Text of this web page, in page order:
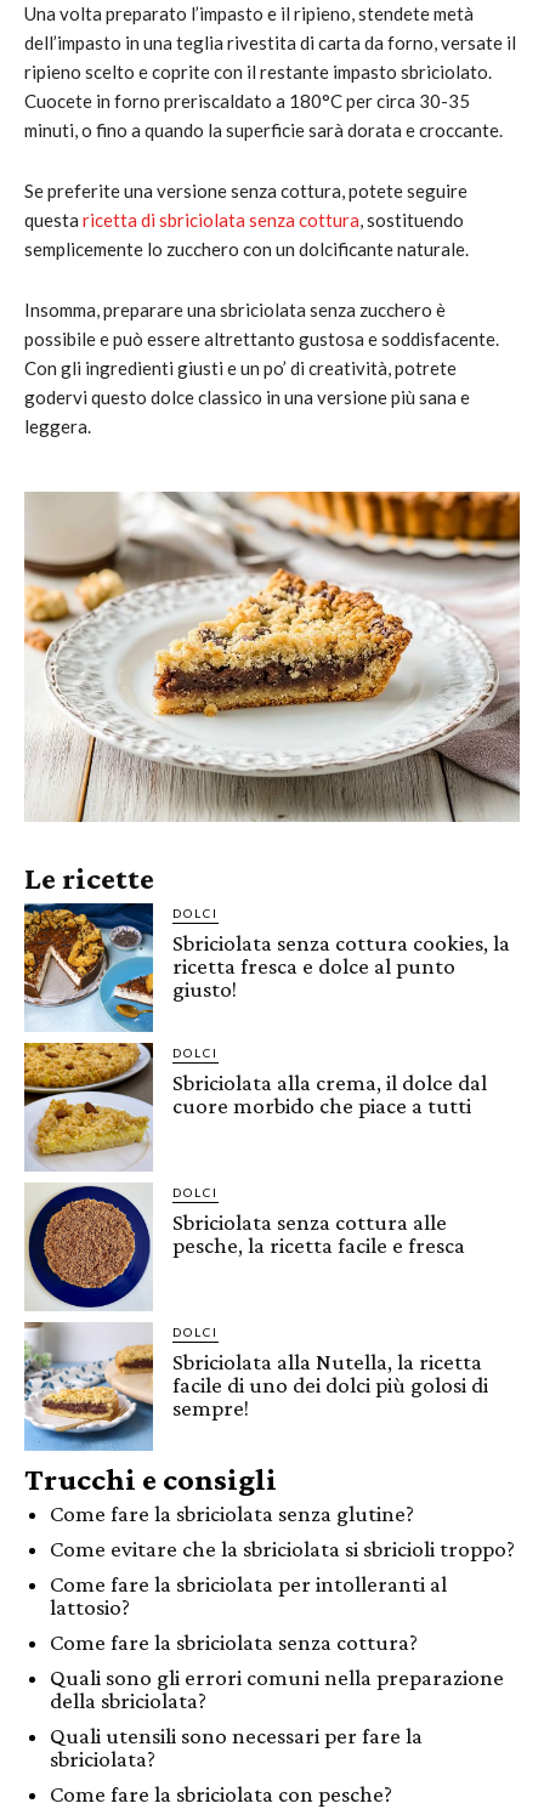
Una volta preparato l’impasto e il ripieno, stendete metà
dell’impasto in una teglia rivestita di carta da forno, versate il
ripieno scelto e coprite con il restante impasto sbriciolato.
Cuocete in forno preriscaldato a 180°C per circa 30-35
minuti, o fino a quando la superficie sarà dorata e croccante.
Se preferite una versione senza cottura, potete seguire
questa ricetta di sbriciolata senza cottura, sostituendo
semplicemente lo zucchero con un dolcificante naturale.
Insomma, preparare una sbriciolata senza zucchero è
possibile e può essere altrettanto gustosa e soddisfacente.
Con gli ingredienti giusti e un po’ di creatività, potrete
godervi questo dolce classico in una versione più sana e
leggera.
Le ricette
DOLCI
Sbriciolata senza cottura cookies, la
ricetta fresca e dolce al punto
giusto!
DOLCI
Sbriciolata alla crema, il dolce dal
cuore morbido che piace a tutti
DOLCI
Sbriciolata senza cottura alle
pesche, la ricetta facile e fresca
DOLCI
Sbriciolata alla Nutella, la ricetta
facile di uno dei dolci più golosi di
sempre!
Trucchi e consigli
Come fare la sbriciolata senza glutine?
Come evitare che la sbriciolata si sbricioli troppo?
Come fare la sbriciolata per intolleranti al
lattosio?
Come fare la sbriciolata senza cottura?
Quali sono gli errori comuni nella preparazione
della sbriciolata?
Quali utensili sono necessari per fare la
sbriciolata?
Come fare la sbriciolata con pesche?